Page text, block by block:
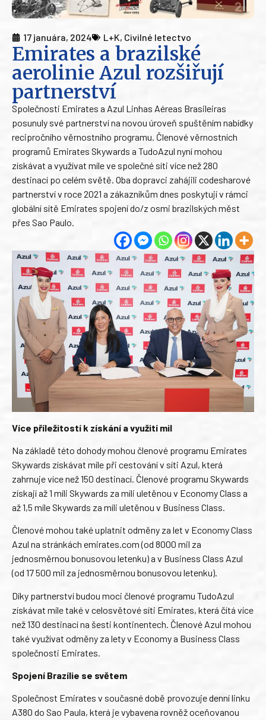
17 januára, 2024 L+K, Civilné letectvo
Emirates a brazilské
aerolinie Azul rozšiřují
partnerství
Společnosti Emirates a Azul Linhas Aéreas Brasileiras
posunuly své partnerství na novou úroveň spuštěním nabídky
recipročního věrnostního programu. Členové věrnostních
programů Emirates Skywards a TudoAzul nyní mohou
získávat a využívat míle ve společné síti více než 280
destinací po celém světě. Oba dopravci zahájili codesharové
partnerství v roce 2021 a zákazníkům dnes poskytují v rámci
globální sítě Emirates spojení do/z osmi brazilských měst
přes Sao Paulo.
Více příležitostí k získání a využití mil
Na základě této dohody mohou členové programu Emirates
Skywards získávat míle při cestování v síti Azul, která
zahrnuje více než 150 destinací. Členové programu Skywards
získají až 1 míli Skywards za míli uletěnou v Economy Class a
až 1,5 míle Skywards za míli uletěnou v Business Class.
Členové mohou také uplatnit odměny za let v Economy Class
Azul na stránkách emirates.com (od 8000 mil za
jednosměrnou bonusovou letenku) a v Business Class Azul
(od 17 500 mil za jednosměrnou bonusovou letenku).
Díky partnerství budou moci členové programu TudoAzul
získávat míle také v celosvětové síti Emirates, která čítá více
než 130 destinací na šesti kontinentech. Členové Azul mohou
také využívat odměny za lety v Economy a Business Class
společnosti Emirates.
Spojení Brazílie se světem
Společnost Emirates v současné době provozuje denní linku
A380 do Sao Paula, která je vybavena rovněž oceňovanou